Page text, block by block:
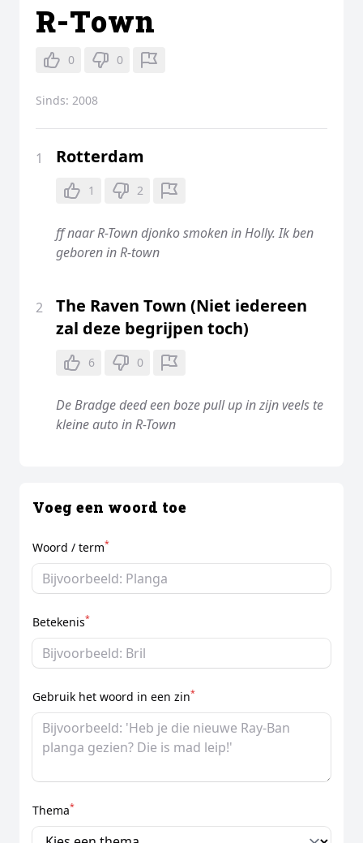
R-Town
0 0
Sinds: 2008
1 Rotterdam
1 2
ff naar R-Town djonko smoken in Holly. Ik ben
geboren in R-town
2
The Raven Town (Niet iedereen
zal deze begrijpen toch)
6 0
De Bradge deed een boze pull up in zijn veels te
kleine auto in R-Town
Voeg een woord toe
Woord / term*
Betekenis*
Gebruik het woord in een zin*
Thema*